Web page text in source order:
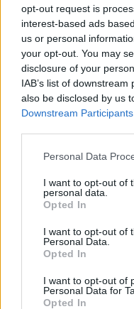
opt-out request is
interest-based ads
us or personal
your opt-out. You may
disclosure of your
IAB’s list of
also be disclosed by us
Downstream Participants
Personal Data
I want to opt-out of
personal data.
Opted In
I want to opt-out of
Personal Data.
Opted In
I want to opt-out of
Personal Data for
Opted In
DANA
Έφερε glam, camp
Eurovision Song
κομμάτι της pop
πόσο θεατρική και
γίνει η σκηνή.